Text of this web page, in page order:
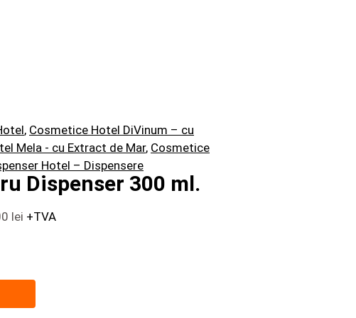
, Cosmetice Hotel DiVinum – cu
Mela - cu Extract de Mar, Cosmetice
Hotel – Dispensere
Dispenser 300 ml.
lei +TVA